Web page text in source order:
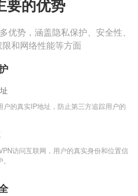
要的优势
优势，涵盖隐私保护、安全性、
和网络性能等方面
户的真实IP地址，防止第三方追踪用户的
访问互联网，用户的真实身份和位置信